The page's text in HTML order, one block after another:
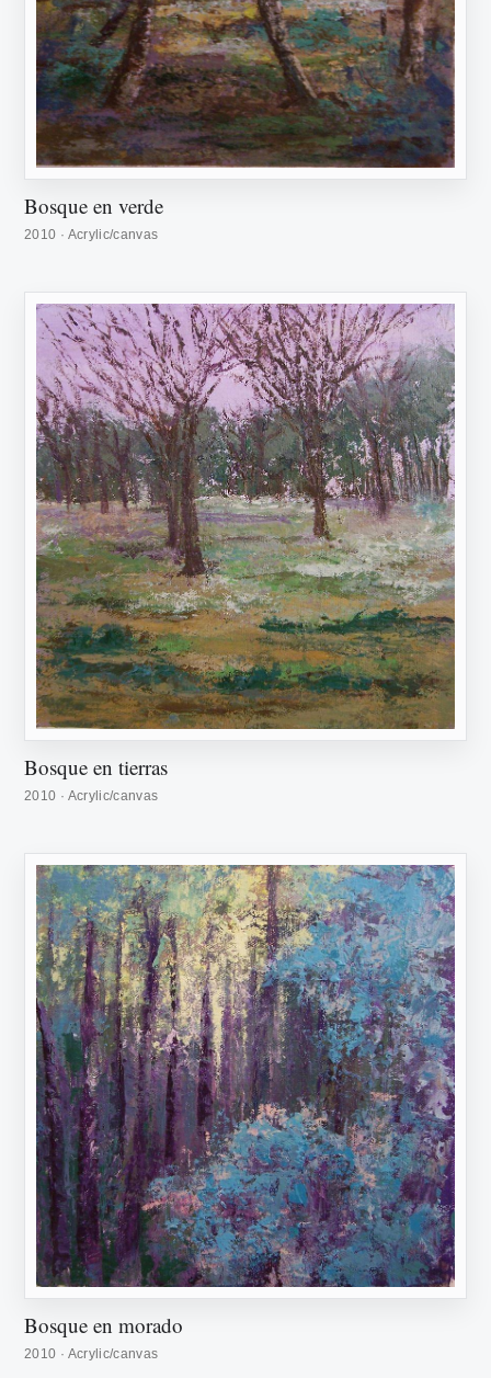
Bosque en verde
2010 · Acrylic/canvas
Bosque en tierras
2010 · Acrylic/canvas
Bosque en morado
2010 · Acrylic/canvas